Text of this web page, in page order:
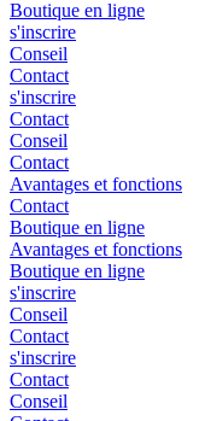
Boutique en ligne
s'inscrire
Conseil
Contact
s'inscrire
Contact
Conseil
Contact
Avantages et fonctions
Contact
Boutique en ligne
Avantages et fonctions
Boutique en ligne
s'inscrire
Conseil
Contact
s'inscrire
Contact
Conseil